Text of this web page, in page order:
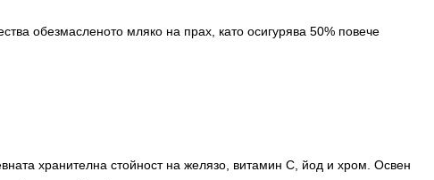
обезмасленото мляко на прах, като осигурява 50% повече
хранителна стойност на желязо, витамин С, йод и хром. Освен